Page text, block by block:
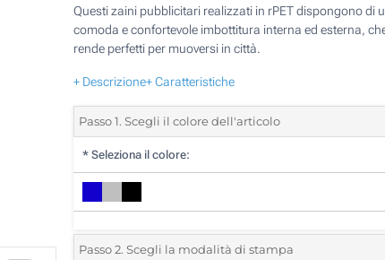
Questi zaini pubblicitari realizzati in rPET dispongono di
comoda e confortevole imbottitura interna ed esterna,
rende perfetti per muoversi in città.
+ Descrizione+ Caratteristiche
Passo 1. Scegli il colore dell'articolo
* Seleziona il colore:
Passo 2. Scegli la modalità di stampa